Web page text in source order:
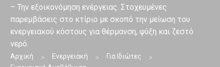
– Την εξοικονόμηση ενέργειας. Στοχευμένες
παρεμβάσεις στο κτίριο με σκοπό την μείωση του
ενεργειακού κόστους για θέρμανση, ψύξη και ζεστό
νερό.
Αρχική Ενεργειακή
Για Ιδιώτες